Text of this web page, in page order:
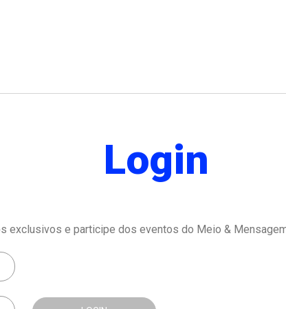
Login
exclusivos e participe dos eventos do Meio &